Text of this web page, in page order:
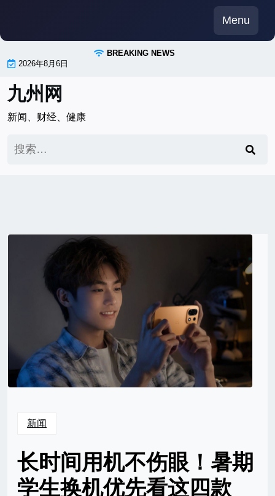
content
Menu
BREAKING NEWS
2026年8月6日
九州网
新闻、财经、健康
索：
新闻
长时间用机不伤眼！暑期
学生换机优先看这四款